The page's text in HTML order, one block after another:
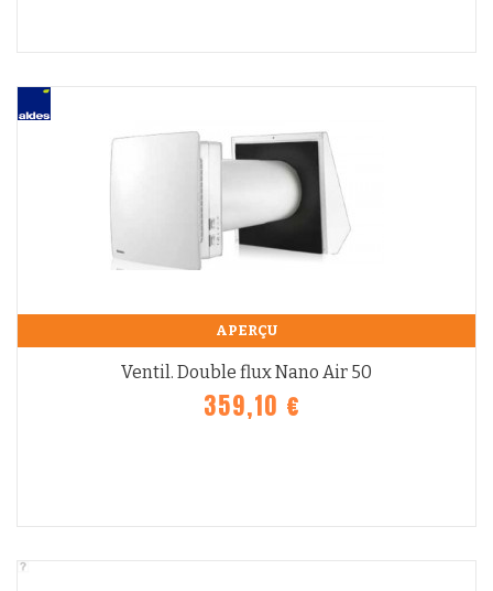
APERÇU
Ventil. Double flux Nano Air 50
359,10 €